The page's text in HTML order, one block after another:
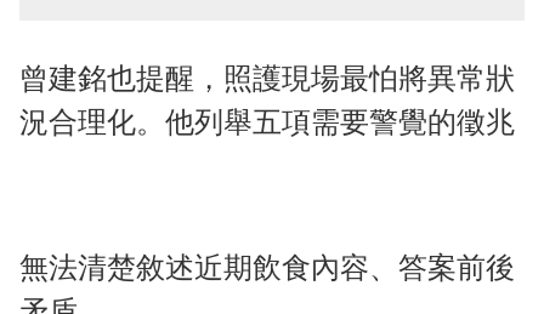
曾建銘也提醒，照護現場最怕將異常狀
況合理化。他列舉五項需要警覺的徵兆
無法清楚敘述近期飲食內容、答案前後